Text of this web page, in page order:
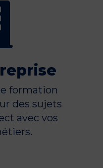
formation
des sujets
avec vos